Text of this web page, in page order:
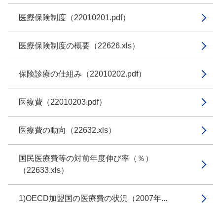
医療保険制度（22010201.pdf）
医療保険制度の概要（22626.xls）
保険診療の仕組み（22010202.pdf）
医療費（22010203.pdf）
医療費の動向（22632.xls）
国民医療費等の対前年度伸び率（％）
（22633.xls）
1)OECD加盟国の医療費の状況（2007年...